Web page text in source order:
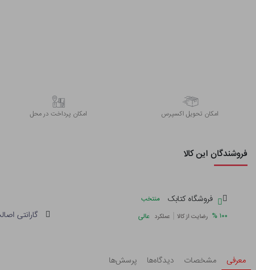
اﻣﮑﺎن ﺗﺤﻮﯾﻞ اﮐﺴﭙﺮس امکان پرداخت در محل
فروشندگان این کالا
فروشگاه کتابک
منتخب
۱۰۰ % رضایت از کالا | عملکرد عالی گارانتی
معرفی مشخصات دیدگاه‌ها پرسش‌ها